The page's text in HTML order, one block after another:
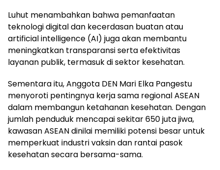
Luhut menambahkan bahwa pemanfaatan
teknologi digital dan kecerdasan buatan atau
artificial intelligence (AI) juga akan membantu
meningkatkan transparansi serta efektivitas
layanan publik, termasuk di sektor kesehatan.
Sementara itu, Anggota DEN Mari Elka Pangestu
menyoroti pentingnya kerja sama regional ASEAN
dalam membangun ketahanan kesehatan. Dengan
jumlah penduduk mencapai sekitar 650 juta jiwa,
kawasan ASEAN dinilai memiliki potensi besar untuk
memperkuat industri vaksin dan rantai pasok
kesehatan secara bersama-sama.